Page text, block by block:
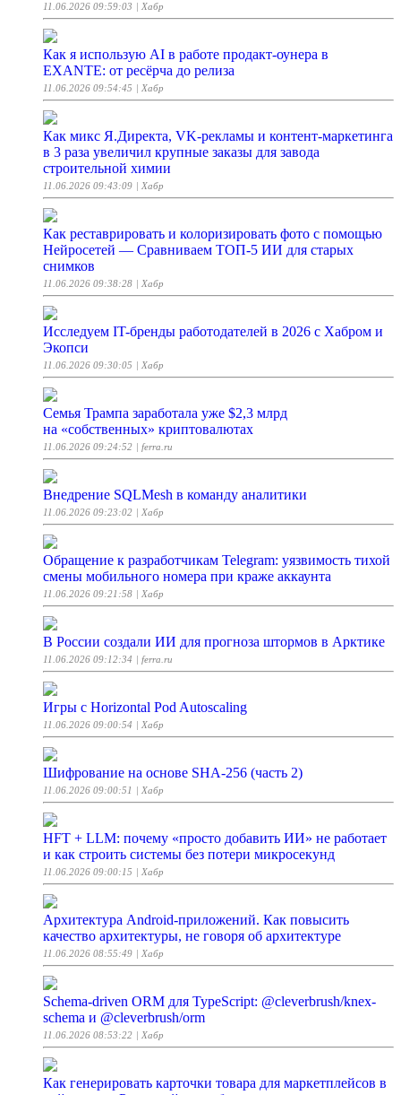
11.06.2026 09:59:03 | Хабр
Как я использую AI в работе продакт-оунера в
EXANTE: от ресёрча до релиза
11.06.2026 09:54:45 | Хабр
Как микс Я.Директа, VK-рекламы и контент-маркетинга
в 3 раза увеличил крупные заказы для завода
строительной химии
11.06.2026 09:43:09 | Хабр
Как реставрировать и колоризировать фото с помощью
Нейросетей — Сравниваем ТОП-5 ИИ для старых
снимков
11.06.2026 09:38:28 | Хабр
Исследуем IT-бренды работодателей в 2026 с Хабром и
Экопси
11.06.2026 09:30:05 | Хабр
Семья Трампа заработала уже $2,3 млрд
на «собственных» криптовалютах
11.06.2026 09:24:52 | ferra.ru
Внедрение SQLMesh в команду аналитики
11.06.2026 09:23:02 | Хабр
Обращение к разработчикам Telegram: уязвимость тихой
смены мобильного номера при краже аккаунта
11.06.2026 09:21:58 | Хабр
В России создали ИИ для прогноза штормов в Арктике
11.06.2026 09:12:34 | ferra.ru
Игры с Horizontal Pod Autoscaling
11.06.2026 09:00:54 | Хабр
Шифрование на основе SHA-256 (часть 2)
11.06.2026 09:00:51 | Хабр
HFT + LLM: почему «просто добавить ИИ» не работает
и как строить системы без потери микросекунд
11.06.2026 09:00:15 | Хабр
Архитектура Android-приложений. Как повысить
качество архитектуры, не говоря об архитектуре
11.06.2026 08:55:49 | Хабр
Schema-driven ORM для TypeScript: @cleverbrush/knex-
schema и @cleverbrush/orm
11.06.2026 08:53:22 | Хабр
Как генерировать карточки товара для маркетплейсов в